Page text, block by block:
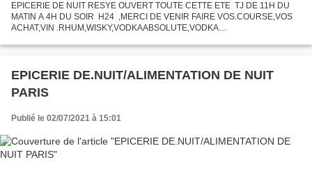
EPICERIE DE NUIT RESYE OUVERT TOUTE CETTE ETE TJ DE 11H DU
MATIN A 4H DU SOIR H24 ,MERCI DE VENIR FAIRE VOS.COURSE,VOS
ACHAT,VIN .RHUM,WISKY,VODKAABSOLUTE,VODKA
CORSE ROSE.PAPLOMOSS
EPICERIE DE.NUIT/ALIMENTATION DE NUIT
PARIS
Publié le 02/07/2021 à 15:01